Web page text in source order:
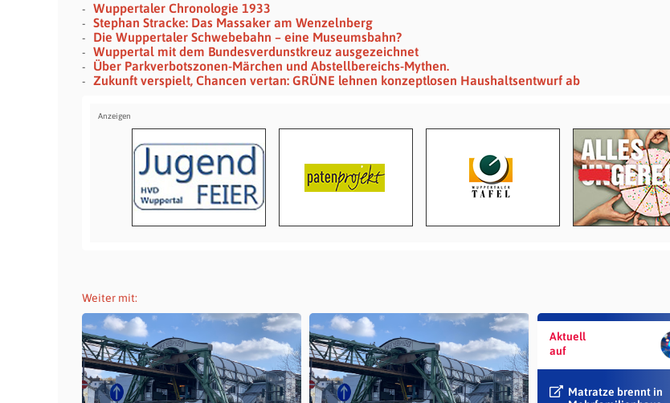
Wuppertaler Chronologie 1933
Stephan Stracke: Das Massaker am Wenzelnberg
Die Wuppertaler Schwebebahn – eine Museumsbahn?
Wuppertal mit dem Bundesverdunstkreuz ausgezeichnet
Über Parkverbotszonen-Märchen und Abstellbereichs-Mythen.
Zukunft verspielt, Chancen vertan: GRÜNE lehnen konzeptlosen Haushaltsentwurf ab
Weiter mit:
Aktuell
auf
Matratze brennt in